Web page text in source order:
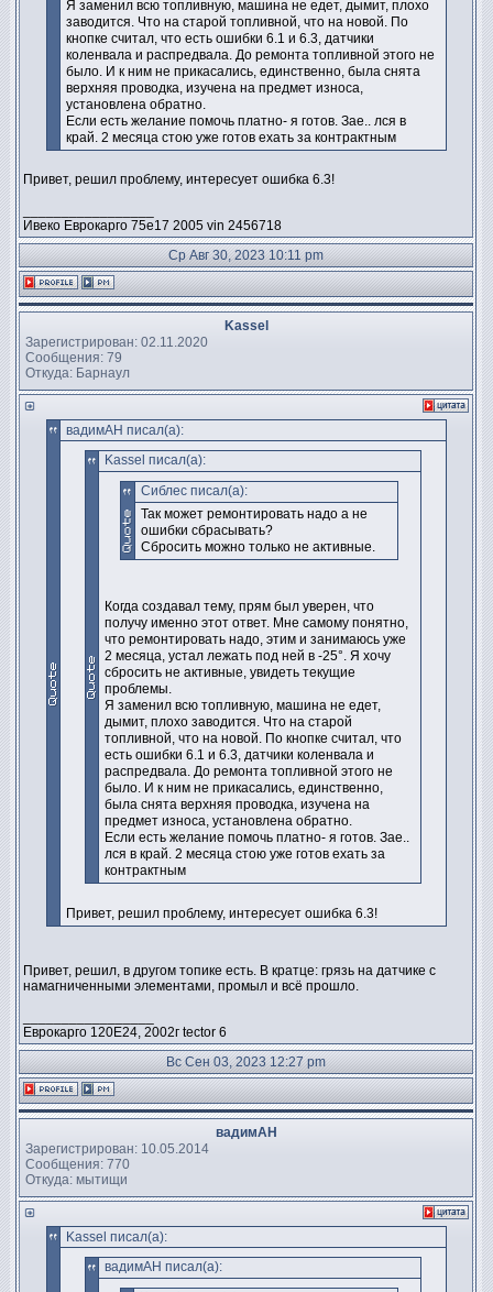
Я заменил всю топливную, машина не едет, дымит, плохо
заводится. Что на старой топливной, что на новой. По
кнопке считал, что есть ошибки 6.1 и 6.3, датчики
коленвала и распредвала. До ремонта топливной этого не
было. И к ним не прикасались, единственно, была снята
верхняя проводка, изучена на предмет износа,
установлена обратно.
Если есть желание помочь платно- я готов. Зае.. лся в
край. 2 месяца стою уже готов ехать за контрактным
Привет, решил проблему, интересует ошибка 6.3!
Ивеко Еврокарго 75е17 2005 vin 2456718
Ср Авг 30, 2023 10:11 pm
Kassel
Зарегистрирован: 02.11.2020
Сообщения: 79
Откуда: Барнаул
вадимАН писал(а):
Kassel писал(а):
Сиблес писал(а):
Так может ремонтировать надо а не
ошибки сбрасывать?
Сбросить можно только не активные.
Когда создавал тему, прям был уверен, что
получу именно этот ответ. Мне самому понятно,
что ремонтировать надо, этим и занимаюсь уже
2 месяца, устал лежать под ней в -25°. Я хочу
сбросить не активные, увидеть текущие
проблемы.
Я заменил всю топливную, машина не едет,
дымит, плохо заводится. Что на старой
топливной, что на новой. По кнопке считал, что
есть ошибки 6.1 и 6.3, датчики коленвала и
распредвала. До ремонта топливной этого не
было. И к ним не прикасались, единственно,
была снята верхняя проводка, изучена на
предмет износа, установлена обратно.
Если есть желание помочь платно- я готов. Зае..
лся в край. 2 месяца стою уже готов ехать за
контрактным
Привет, решил проблему, интересует ошибка 6.3!
Привет, решил, в другом топике есть. В кратце: грязь на датчике с
намагниченными элементами, промыл и всё прошло.
Еврокарго 120Е24, 2002г tector 6
Вс Сен 03, 2023 12:27 pm
вадимАН
Зарегистрирован: 10.05.2014
Сообщения: 770
Откуда: мытищи
Kassel писал(а):
вадимАН писал(а):